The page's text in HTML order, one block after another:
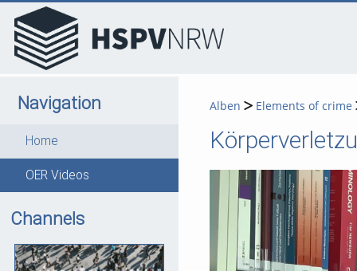
Navigation
Home
OER Videos
Channels
Alben Elements of crime